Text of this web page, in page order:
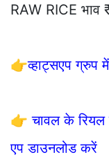
RAW RICE भाव
👉व्हाट्सएप ग्रुप
👉चावल के रियल
एप डाउनलोड करें